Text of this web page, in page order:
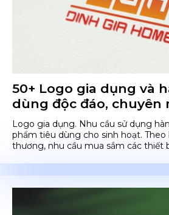
50+ Logo gia dụng và
dùng độc đáo, chuyên
Logo gia dụng. Nhu cầu sử dụng
phẩm tiêu dùng cho sinh hoạt.
thương, nhu cầu mua sắm các thiết